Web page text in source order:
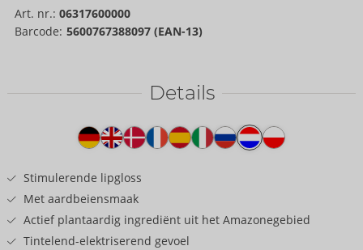
Art. nr.: 06317600000
Barcode: 5600767388097 (EAN-13)
Details
Producttekst
Stimulerende lipgloss
Met aardbeiensmaak
Actief plantaardig ingrediënt uit het Amazonegebied
Tintelend-elektriserend gevoel